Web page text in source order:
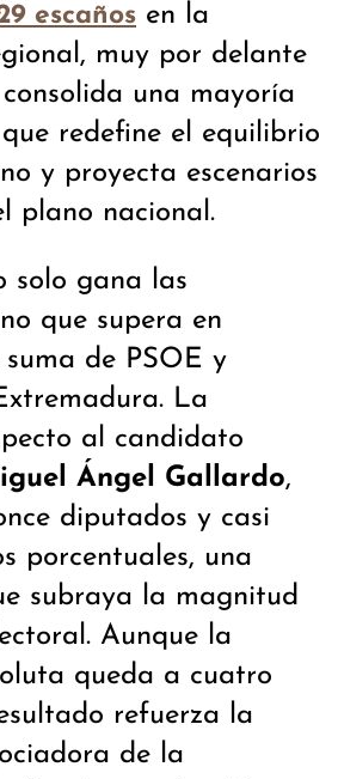
escaños en la
muy por delante
una mayoría
redefine el equilibrio
y proyecta escenarios
plano nacional.
solo gana las
que supera en
de PSOE y
La
al candidato
Ángel Gallardo,
diputados y casi
porcentuales, una
subraya la magnitud
Aunque la
queda a cuatro
refuerza la
de la